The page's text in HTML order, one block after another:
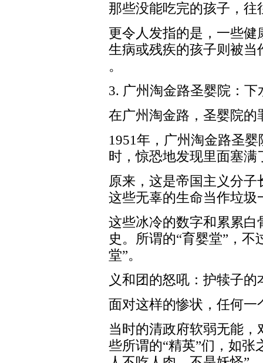
那些没能吃完的孩子，
更令人发指的是，一些
生病或残疾的孩子则被
。
3. 广州淘金路圣婴院：
在广州淘金路，圣婴院
1951年，广州淘金路圣
时，惊恐地发现里面塞满
原来，这是帝国主义分
这些无辜的生命当作垃
这些冰冷的数字和累累
史。所谓的“育婴堂”，
堂”。
义和团的怒吼：护犊子
面对这样的惨状，任何
当时的清政府软弱无能
些所谓的“精英”们，如张